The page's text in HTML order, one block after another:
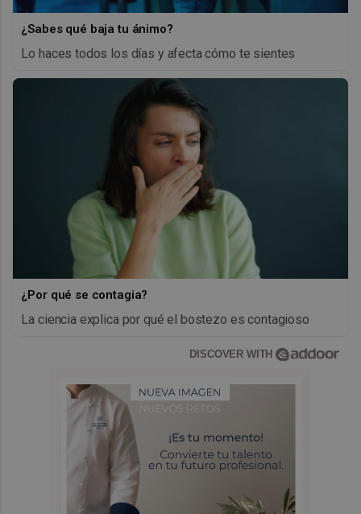
¿Sabes qué baja tu ánimo?
Lo haces todos los días y afecta cómo te sientes
¿Por qué se contagia?
La ciencia explica por qué el bostezo es contagioso
DISCOVER WITH